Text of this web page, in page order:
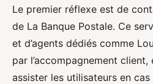
Le premier réflexe est de
de La Banque Postale. Ce
et d’agents dédiés comme
par l’accompagnement
assister les utilisateurs en